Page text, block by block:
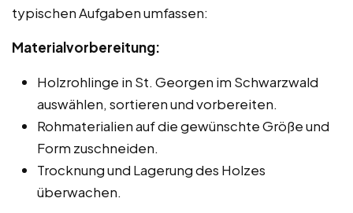
typischen Aufgaben umfassen:
Materialvorbereitung:
Holzrohlinge in St. Georgen im Schwarzwald
auswählen, sortieren und vorbereiten.
Rohmaterialien auf die gewünschte Größe und
Form zuschneiden.
Trocknung und Lagerung des Holzes
überwachen.